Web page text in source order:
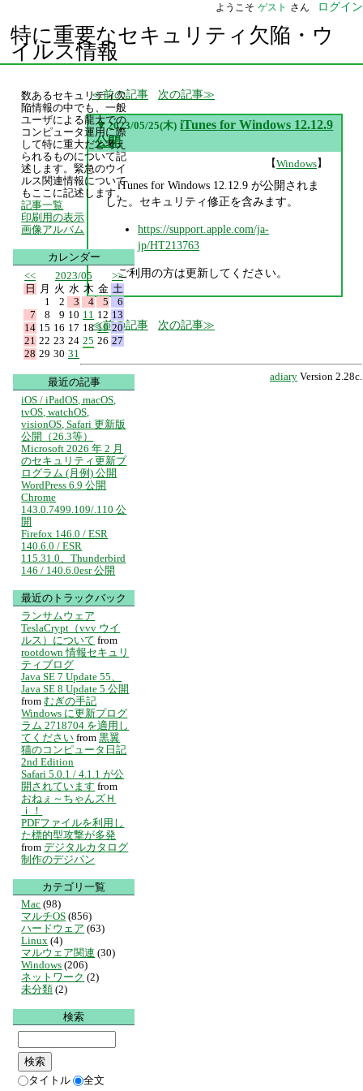
ようこそ ゲスト さん ログイン
特に重要なセキュリティ欠陥・ウ
イルス情報
前の記事 次の記事
▼ 2023/05/25(木) iTunes for Windows 12.12.9
公開
【Windows】
iTunes for Windows 12.12.9 が公開されま
した。セキュリティ修正を含みます。
https://support.apple.com/ja-
jp/HT213763
ご利用の方は更新してください。
前の記事 次の記事
adiary Version 2.28c.
数あるセキュリティ欠
陥情報の中でも、一般
ユーザによる龍大での
コンピュータ運用に際
して特に重大だと考え
られるものについて記
述します。緊急のウイ
ルス関連情報について
もここに記述します。
記事一覧
印刷用の表示
画像アルバム
カレンダー
<<
2023/05
>>
日
月 火 水 木 金 土
1
2 3 4 5
6
7
8 9 10 11 12 13
14 15 16 17 18 19 20
21 22 23 24 25 26 27
28 29 30 31
最近の記事
iOS / iPadOS, macOS,
tvOS, watchOS,
visionOS, Safari 更新版
公開（26.3等）
Microsoft 2026 年 2 月
のセキュリティ更新プ
ログラム (月例) 公開
WordPress 6.9 公開
Chrome
143.0.7499.109/.110 公
開
Firefox 146.0 / ESR
140.6.0 / ESR
115.31.0、Thunderbird
146 / 140.6.0esr 公開
最近のトラックバック
ランサムウェア
TeslaCrypt（vvv ウイ
ルス）について from
rootdown 情報セキュリ
ティブログ
Java SE 7 Update 55、
Java SE 8 Update 5 公開
from むぎの手記
Windows に更新プログ
ラム 2718704 を適用し
てください from 黒翼
猫のコンピュータ日記
2nd Edition
Safari 5.0.1 / 4.1.1 が公
開されています from
おねぇ～ちゃんズＨ
ｉ！
PDFファイルを利用し
た標的型攻撃が多発
from デジタルカタログ
制作のデジパン
カテゴリ一覧
Mac (98)
マルチOS (856)
ハードウェア (63)
Linux (4)
マルウェア関連 (30)
Windows (206)
ネットワーク (2)
未分類 (2)
検索
タイトル 全文